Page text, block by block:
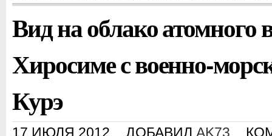
Вид на облако атомного
Хиросиме с военно-
Курэ
17 ИЮЛЯ 2012 ДОБАВИЛ AK73